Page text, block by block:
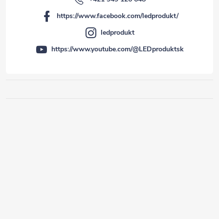
https://www.facebook.com/ledprodukt/
ledprodukt
https://www.youtube.com/@LEDproduktsk